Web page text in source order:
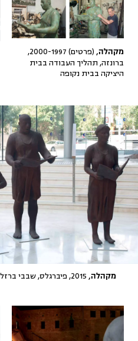
מקהלה,
(פרטים) 2000-1997,
ברונזה, תהליך העבודה בבית
היציקה בבית נקופה
מקהלה,